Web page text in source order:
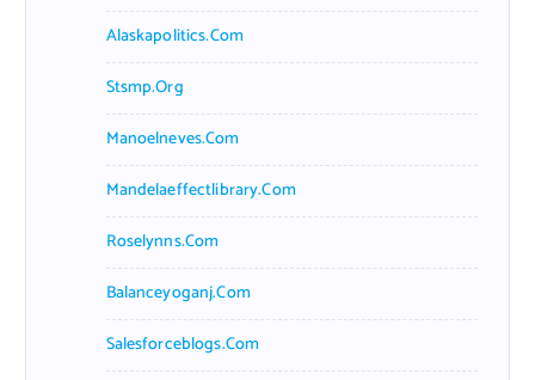
Alaskapolitics.com
Stsmp.org
Manoelneves.com
Mandelaeffectlibrary.com
Roselynns.com
Balanceyoganj.com
Salesforceblogs.com